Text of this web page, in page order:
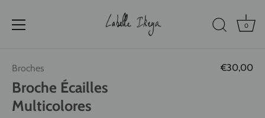
contenu
0
Broches €30,00
Broche Écailles
Multicolores